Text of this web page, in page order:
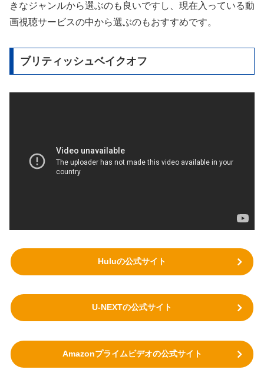
きなジャンルから選ぶのも良いですし、現在入っている動
画視聴サービスの中から選ぶのもおすすめです。
ブリティッシュベイクオフ
Huluの公式サイト
U-NEXTの公式サイト
Amazonプライムビデオの公式サイト